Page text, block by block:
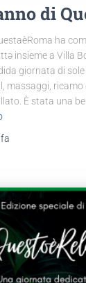
di
ha
insieme a Villa
giornata di
massaggi,
È stata una
fa